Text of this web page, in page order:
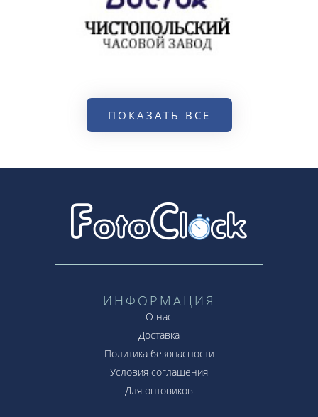
ПОКАЗАТЬ ВСЕ
ИНФОРМАЦИЯ
О нас
Доставка
Политика безопасности
Условия соглашения
Для оптовиков